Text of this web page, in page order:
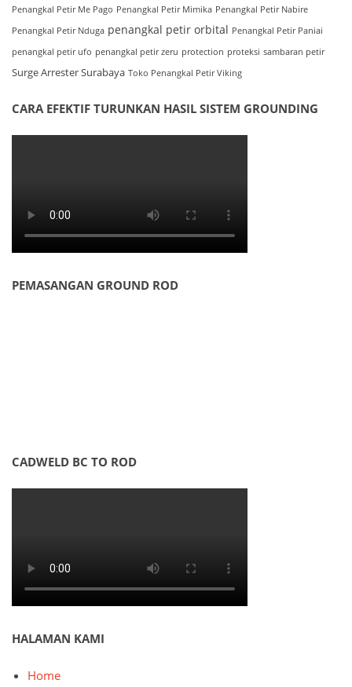
Penangkal Petir Me Pago Penangkal Petir Mimika Penangkal Petir Nabire
Penangkal Petir Nduga penangkal petir orbital Penangkal Petir Paniai
penangkal petir ufo penangkal petir zeru protection proteksi sambaran petir
Surge Arrester Surabaya Toko Penangkal Petir Viking
CARA EFEKTIF TURUNKAN HASIL SISTEM GROUNDING
PEMASANGAN GROUND ROD
CADWELD BC TO ROD
HALAMAN KAMI
Home